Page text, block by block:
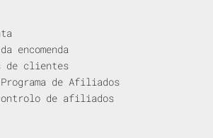
encomenda
de clientes
de Afiliados
de afiliados